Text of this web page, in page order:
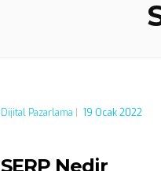
Dijital Pazarlama 19 Ocak 2022
SERP Nedir